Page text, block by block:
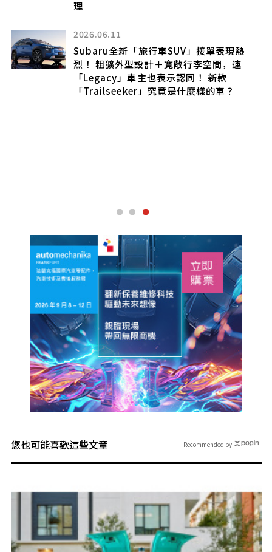
「旅行車SUV」接單表現熱
型設計＋寬敞行李空間，連
車主也表示認同！ 新款
」究竟是什麼樣的車？
高性能水平對
米，尺寸「恰
有的FR車型「
應？
您也可能喜歡這些文章 Recommended by